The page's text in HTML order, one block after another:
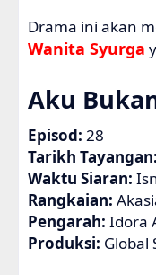
Drama ini akan
Wanita Syurga
Aku
Episod: 28
Tarikh Tayangan:
Waktu Siaran:
Rangkaian:
Pengarah: Idora
Produksi: Global